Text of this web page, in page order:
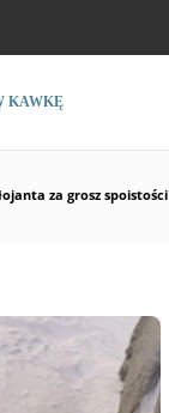
KAWKĘ
za grosz spoistości